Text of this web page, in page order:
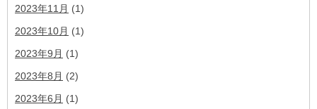
2023年11月 (1)
2023年10月 (1)
2023年9月 (1)
2023年8月 (2)
2023年6月 (1)